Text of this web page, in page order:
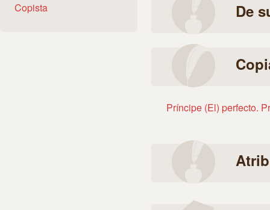
Copista
De
Príncipe (El) perfecto.